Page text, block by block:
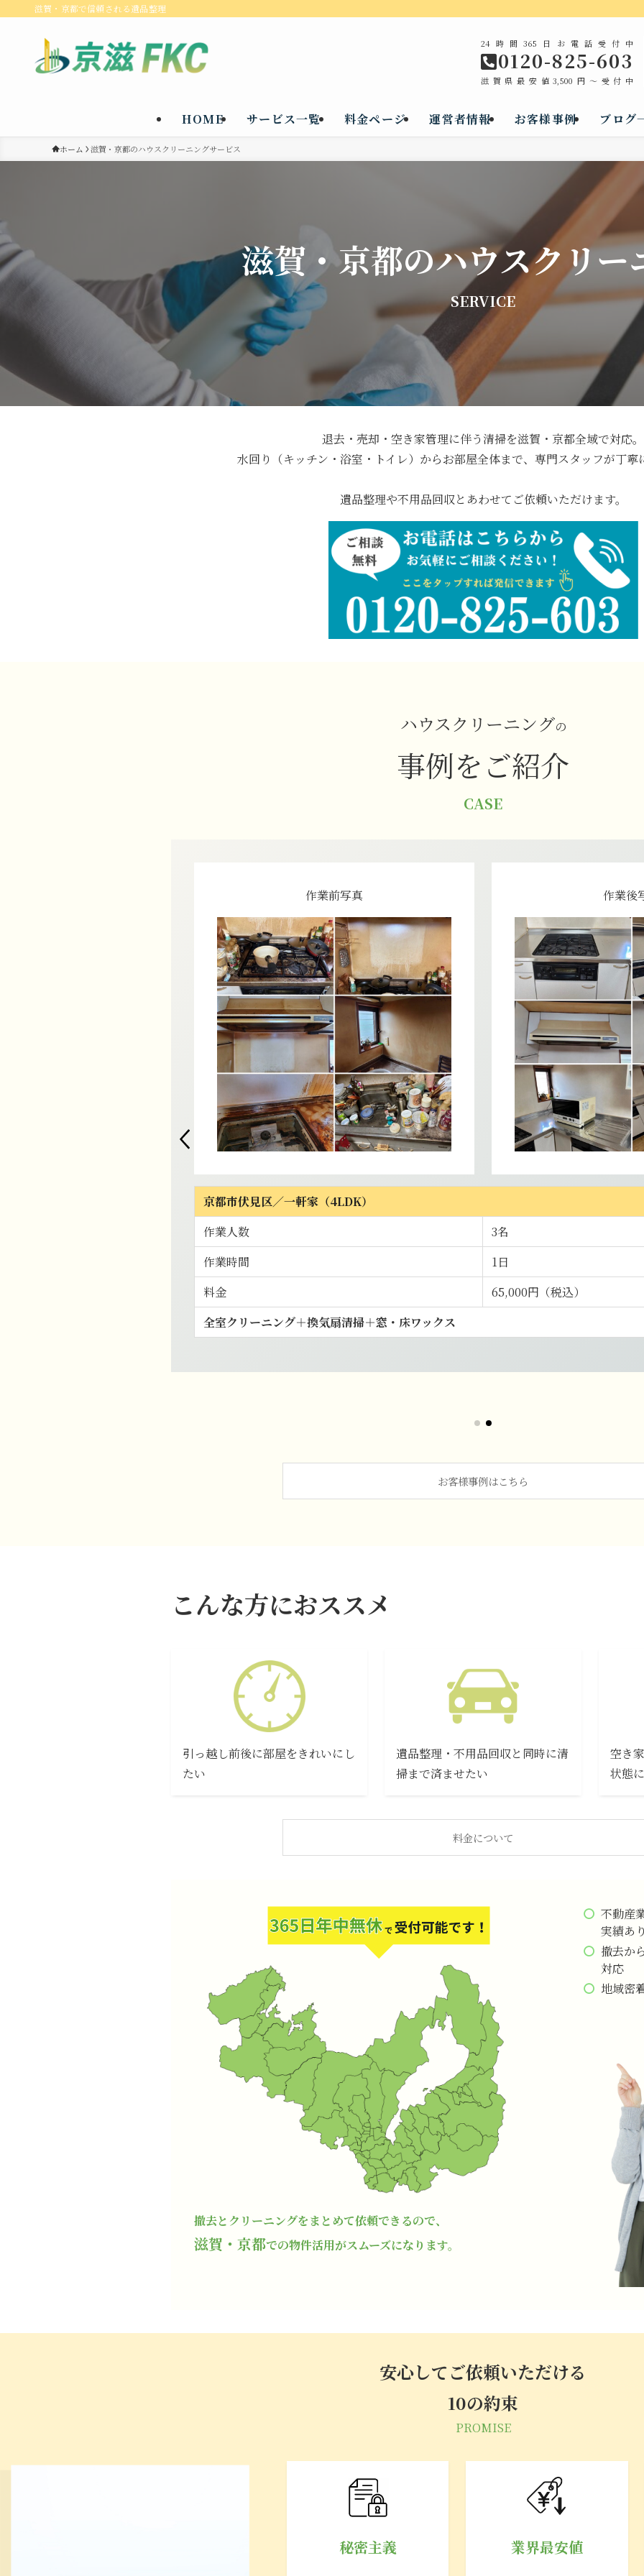
滋賀・京都で信頼される遺品整理
24時間365日お電話受付中
0120-825-603
滋賀県最安値3,500円～受付中
HOME サービス一覧 料金ページ 運営者情報 お客様事例 ブログ
ホーム 滋賀・京都のハウスクリーニングサービス
滋賀・京都のハウスクリー
SERVICE
退去・売却・空き家管理に伴う清掃を滋賀・京都全域で対応。
水回り（キッチン・浴室・トイレ）からお部屋全体まで、専門スタッフが丁寧
遺品整理や不用品回収とあわせてご依頼いただけます。
ハウスクリーニングの
事例をご紹介
CASE
作業前写真 作業後
京都市伏見区／一軒家（4LDK）
作業人数
3名
作業時間
1日
料金
65,000円（税込）
全室クリーニング＋換気扇清掃＋窓・床ワックス
お客様事例はこちら
こんな方におススメ
引っ越し前後に部屋をきれいにし
たい
遺品整理・不用品回収と同時に清
掃まで済ませたい
空き
状態
料金について
撤去とクリーニングをまとめて依頼できるので、
滋賀・京都での物件活用がスムーズになります。
不動産
実績あり
撤去か
対応
地域密
安心してご依頼いただける
10の約束
PROMISE
秘密主義 業界最安値